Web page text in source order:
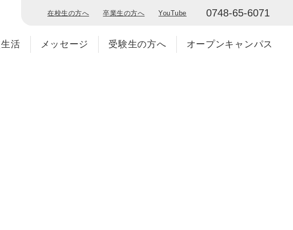
在校生の方へ 卒業生の方へ YouTube 0748-65-6071
活 メッセージ 受験生の方へ オープンキャンパス